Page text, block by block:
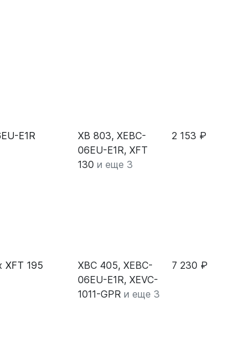
E1R
XB 803, XEBC-
06EU-E1R, XFT
130 и еще 3
2 153 ₽
XFT 195
XBC 405, XEBC-
06EU-E1R, XEVC-
1011-GPR и еще 3
7 230 ₽